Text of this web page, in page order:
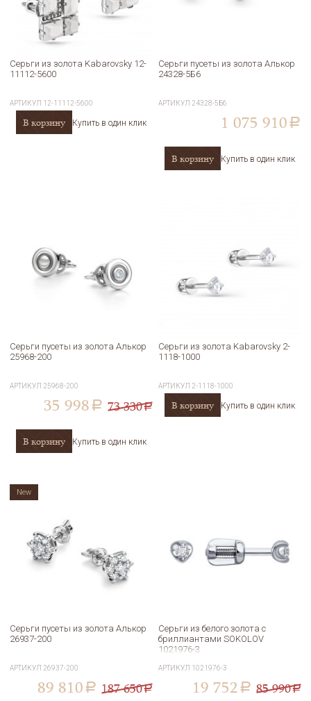
Серьги из золота Kabarovsky 12-
11112-5600
АРТИКУЛ 12-11112-5600
В корзину Купить в один клик
Серьги пусеты из золота Алькор
24328-5Б6
АРТИКУЛ 24328-5Б6
1 075 910 a
В корзину Купить в один клик
Серьги пусеты из золота Алькор
25968-200
АРТИКУЛ 25968-200
35 998 a 73 330a
В корзину Купить в один клик
Серьги из золота Kabarovsky 2-
1118-1000
АРТИКУЛ 2-1118-1000
В корзину Купить в один клик
Серьги пусеты из золота Алькор
26937-200
АРТИКУЛ 26937-200
89 810 a 187 650a
New
Серьги из белого золота с
бриллиантами SOKOLOV
1021976-3
АРТИКУЛ 1021976-3
19 752 a 85 990a